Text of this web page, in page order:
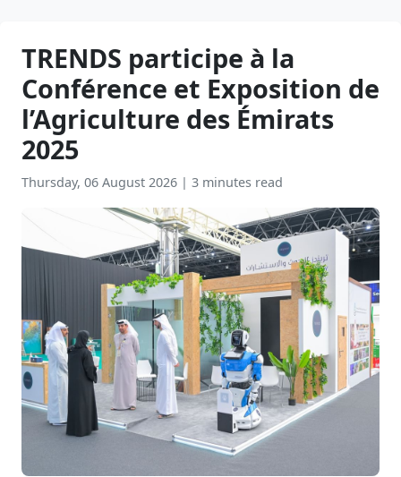
TRENDS participe à la
Conférence et Exposition de
l’Agriculture des Émirats
2025
Thursday, 06 August 2026 | 3 minutes read